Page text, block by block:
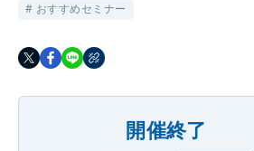
# おすすめセミナー
開催終了